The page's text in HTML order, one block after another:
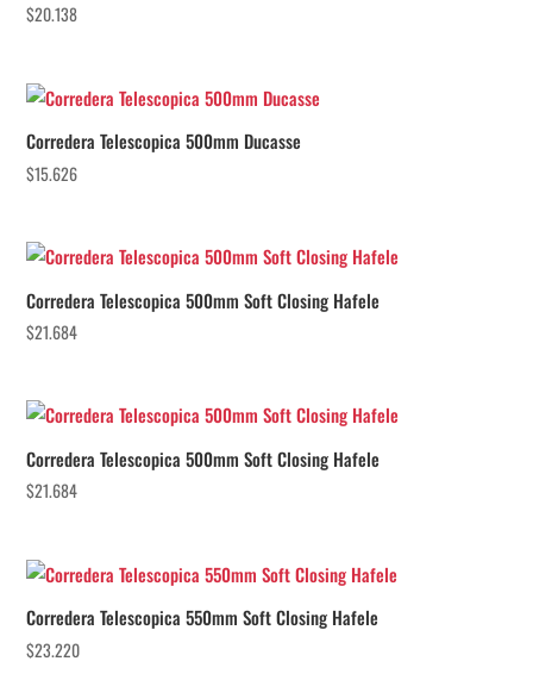
$20.138
Corredera Telescopica 500mm Ducasse
$15.626
Corredera Telescopica 500mm Soft Closing Hafele
$21.684
Corredera Telescopica 500mm Soft Closing Hafele
$21.684
Corredera Telescopica 550mm Soft Closing Hafele
$23.220